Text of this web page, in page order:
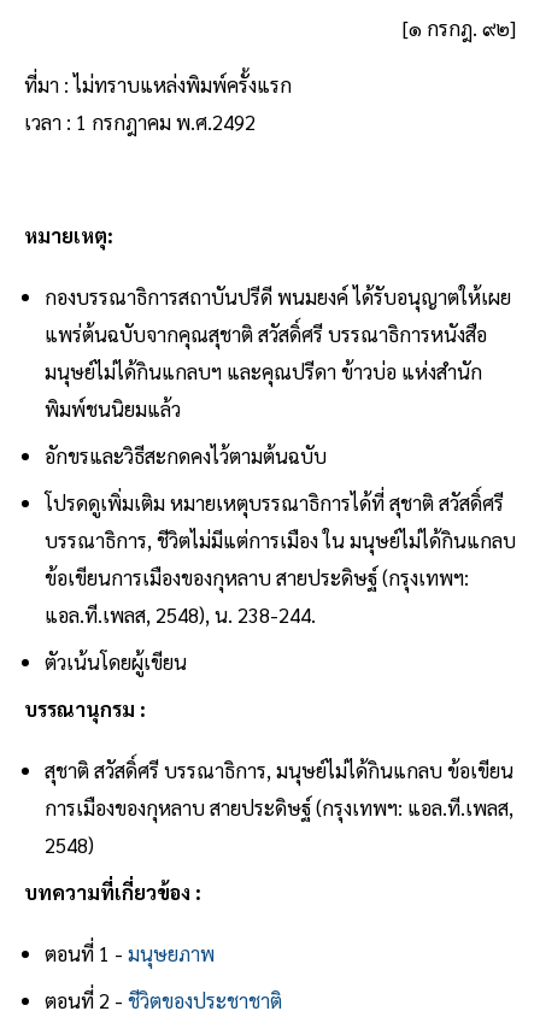
[๑ กรกฎ. ๙๒]
ที่มา : ไม่ทราบแหล่งพิมพ์ครั้งแรก
เวลา : 1 กรกฎาคม พ.ศ.2492
หมายเหตุ:
กองบรรณาธิการสถาบันปรีดี พนมยงค์ ได้รับอนุญาตให้เผย
แพร่ต้นฉบับจากคุณสุชาติ สวัสดิ์ศรี บรรณาธิการหนังสือ
มนุษย์ไม่ได้กินแกลบฯ และคุณปรีดา ข้าวบ่อ แห่งสำนัก
พิมพ์ชนนิยมแล้ว
อักขรและวิธีสะกดคงไว้ตามต้นฉบับ
โปรดดูเพิ่มเติม หมายเหตุบรรณาธิการได้ที่ สุชาติ สวัสดิ์ศรี
บรรณาธิการ, ชีวิตไม่มีแต่การเมือง ใน มนุษย์ไม่ได้กินแกลบ
ข้อเขียนการเมืองของกุหลาบ สายประดิษฐ์ (กรุงเทพฯ:
แอล.ที.เพลส, 2548), น. 238-244.
ตัวเน้นโดยผู้เขียน
บรรณานุกรม :
สุชาติ สวัสดิ์ศรี บรรณาธิการ, มนุษย์ไม่ได้กินแกลบ ข้อเขียน
การเมืองของกุหลาบ สายประดิษฐ์ (กรุงเทพฯ: แอล.ที.เพลส,
2548)
บทความที่เกี่ยวข้อง :
ตอนที่ 1 - มนุษยภาพ
ตอนที่ 2 - ชีวิตของประชาชาติ